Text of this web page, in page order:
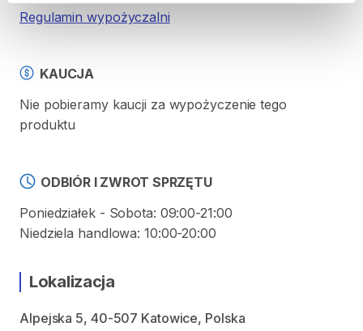
Regulamin wypożyczalni
KAUCJA
Nie pobieramy kaucji za wypożyczenie tego
produktu
ODBIÓR I ZWROT SPRZĘTU
Poniedziałek - Sobota: 09:00-21:00
Niedziela handlowa: 10:00-20:00
Lokalizacja
Alpejska 5, 40-507 Katowice, Polska